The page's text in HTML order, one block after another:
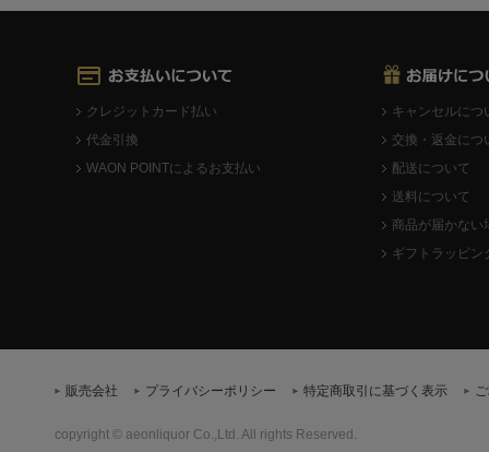
クレジットカード払い
代金引換
WAON POINTによるお支払い
キャンセルにつ
交換・返金につ
配送について
送料について
商品が届かない
ギフトラッピン
販売会社 プライバシーポリシー 特定商取引に基づく表示
copyright © aeonliquor Co.,Ltd. All rights Reserved.